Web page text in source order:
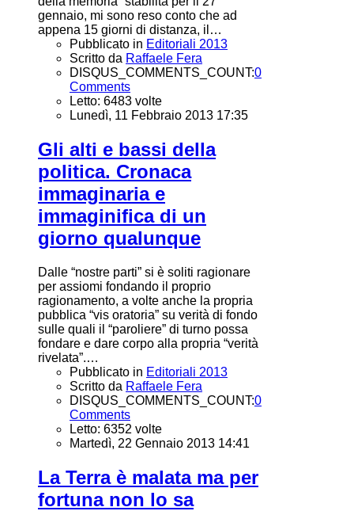
gennaio, mi sono reso conto che ad
appena 15 giorni di distanza, il…
Pubblicato in Editoriali 2013
Scritto da Raffaele Fera
DISQUS_COMMENTS_COUNT:0
Comments
Letto: 6483 volte
Lunedì, 11 Febbraio 2013 17:35
Gli alti e bassi della
politica. Cronaca
immaginaria e
immaginifica di un
giorno qualunque
Dalle “nostre parti” si è soliti ragionare
per assiomi fondando il proprio
ragionamento, a volte anche la propria
pubblica “vis oratoria” su verità di fondo
sulle quali il “paroliere” di turno possa
fondare e dare corpo alla propria “verità
rivelata”.…
Pubblicato in Editoriali 2013
Scritto da Raffaele Fera
DISQUS_COMMENTS_COUNT:0
Comments
Letto: 6352 volte
Martedì, 22 Gennaio 2013 14:41
La Terra è malata ma per
fortuna non lo sa